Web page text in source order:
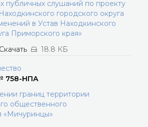
публичных слушаний по проекту
городского округа
в Устав Находкинского
Приморского края»
Скачать 18.8 КБ
758-НПА
границ территории
общественного
«Мичуринцы»